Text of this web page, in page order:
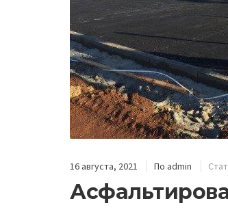
16 августа, 2021 По admin